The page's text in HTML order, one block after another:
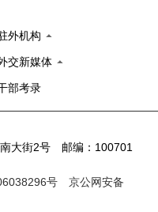
外机构
交新媒体
部考录
大街2号 邮编：100701
号
京公网安备